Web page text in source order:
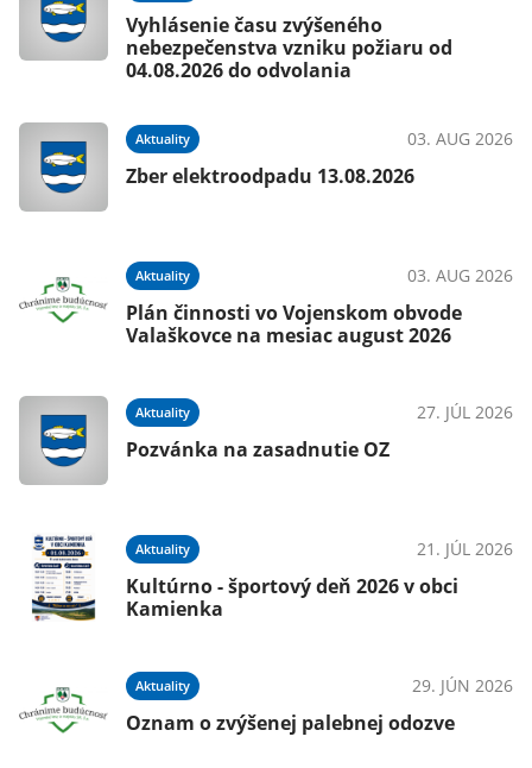
Vyhlásenie času zvýšeného
nebezpečenstva vzniku požiaru od
04.08.2026 do odvolania
Aktuality 03. AUG 2026
Zber elektroodpadu 13.08.2026
Aktuality 03. AUG 2026
Plán činnosti vo Vojenskom obvode
Valaškovce na mesiac august 2026
Aktuality 27. JÚL 2026
Pozvánka na zasadnutie OZ
Aktuality 21. JÚL 2026
Kultúrno - športový deň 2026 v obci
Kamienka
Aktuality 29. JÚN 2026
Oznam o zvýšenej palebnej odozve